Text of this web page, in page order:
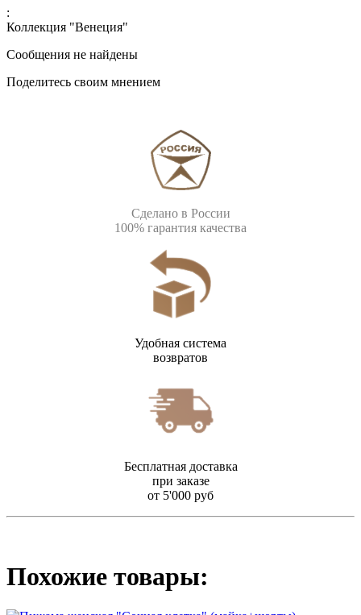
:
Коллекция "Венеция"
Сообщения не найдены
Поделитесь своим мнением
Сделано в России
100% гарантия качества
Удобная система
возвратов
Бесплатная доставка
при заказе
от 5'000 руб
Похожие товары: